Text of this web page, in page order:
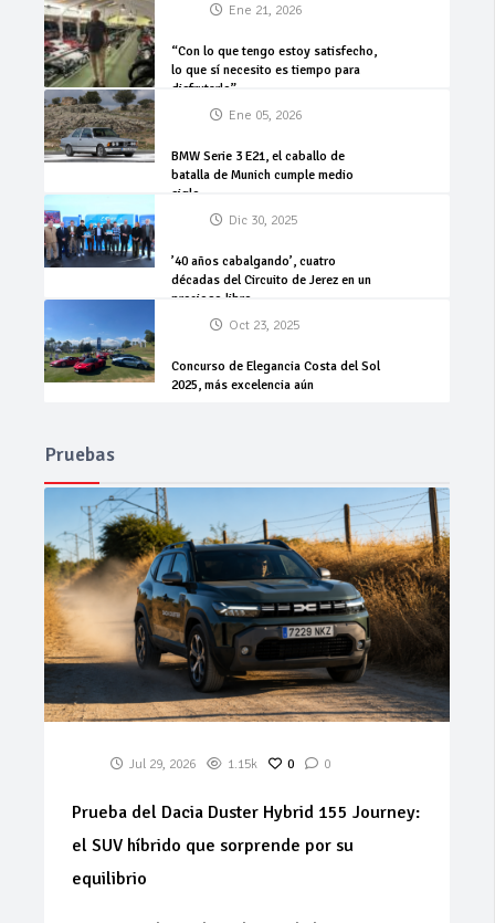
Ene 21, 2026
“Con lo que tengo estoy satisfecho,
lo que sí necesito es tiempo para
disfrutarlo”
Ene 05, 2026
BMW Serie 3 E21, el caballo de
batalla de Munich cumple medio
siglo
Dic 30, 2025
’40 años cabalgando’, cuatro
décadas del Circuito de Jerez en un
precioso libro
Oct 23, 2025
Concurso de Elegancia Costa del Sol
2025, más excelencia aún
Pruebas
Jul 29, 2026 1.15k 0 0
Prueba del Dacia Duster Hybrid 155 Journey:
el SUV híbrido que sorprende por su
equilibrio